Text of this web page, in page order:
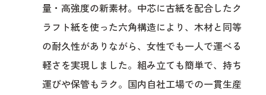
量・高強度の新素材。中芯に古紙を配合したク
ラフト紙を使った六角構造により、木材と同等
の耐久性がありながら、女性でも一人で運べる
軽さを実現しました。組み立ても簡単で、持ち
運びや保管もラク。国内自社工場での一貫生産